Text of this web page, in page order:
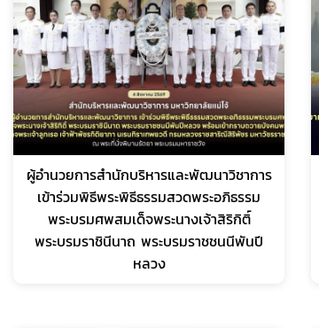
ผู้อำนวยการสำนักบริหารและพัฒนาวิชาการ
เข้าร่วมพิธีพระพิธีธรรมสวดพระอภิธรรม
พระบรมศพสมเด็จพระนางเจ้าสิริกิติ์
พระบรมราชินีนาถ พระบรมราชชนนีพันปี
หลวง